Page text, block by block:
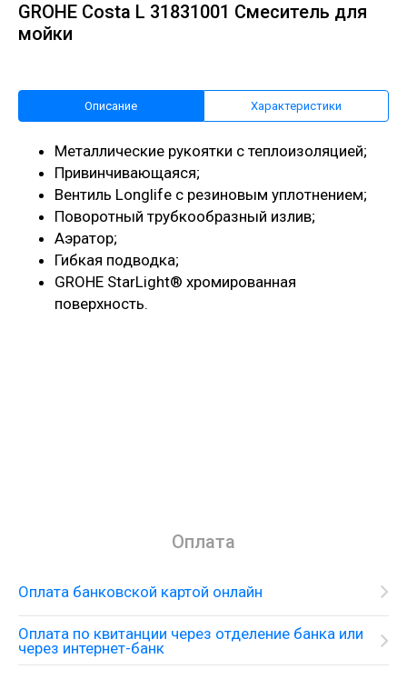
GROHE Costa L 31831001 Смеситель для
мойки
Описание Характеристики
Металлические рукоятки с теплоизоляцией;
Привинчивающаяся;
Вентиль Longlife с резиновым уплотнением;
Поворотный трубкообразный излив;
Аэратор;
Гибкая подводка;
GROHE StarLight® хромированная
поверхность.
Оплата
Оплата банковской картой онлайн
Оплата по квитанции через отделение банка или
через интернет-банк